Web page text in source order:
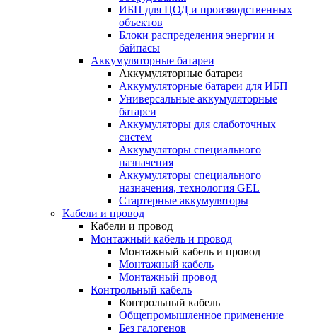
ИБП для ЦОД и производственных
объектов
Блоки распределения энергии и
байпасы
Аккумуляторные батареи
Аккумуляторные батареи
Аккумуляторные батареи для ИБП
Универсальные аккумуляторные
батареи
Аккумуляторы для слаботочных
систем
Аккумуляторы специального
назначения
Аккумуляторы специального
назначения, технология GEL
Стартерные аккумуляторы
Кабели и провод
Кабели и провод
Монтажный кабель и провод
Монтажный кабель и провод
Монтажный кабель
Монтажный провод
Контрольный кабель
Контрольный кабель
Общепромышленное применение
Без галогенов